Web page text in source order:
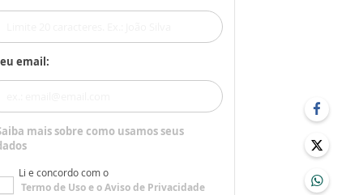
email:
mais sobre como usamos seus
Li e concordo com o
Termo de Usoe oAviso de Privacidade